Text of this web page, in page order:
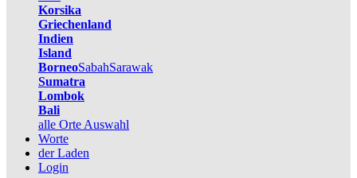
Korsika
Griechenland
Indien
Island
BorneoSabahSarawak
Sumatra
Lombok
Bali
alle Orte Auswahl
Worte
der Laden
Login